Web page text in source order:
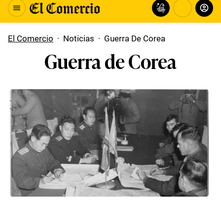
El Comercio · Noticias · Guerra De Corea
Guerra de Corea